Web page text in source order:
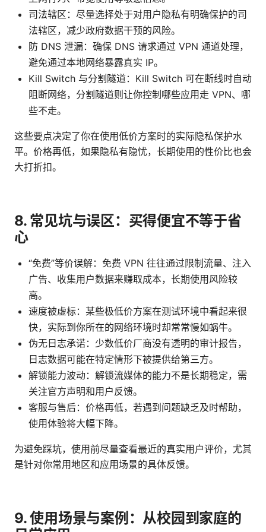
司法辖区：尽量选择处于对用户隐私有明确保护的司
法辖区，减少政府数据干预的风险。
防 DNS 泄漏：确保 DNS 请求通过 VPN 通道处理，
避免通过本地网络暴露真实 IP。
Kill Switch 与分割隧道：Kill Switch 可在断线时自动
阻断网络，分割隧道则让你控制哪些应用走 VPN、哪
些不走。
这些要点决定了你在使用低价方案时的实际隐私保护水
平。价格再低，如果隐私有隐忧，长期使用的性价比也会
大打折扣。
8. 常见坑与误区：买得便宜不等于省
心
“免费”等价误解：免费 VPN 往往通过限制流量、注入
广告、收集用户数据来赚取成本，长期使用风险较
高。
速度被虚标：某些极低价方案在测试环境中看起来很
快，实际到你所在的网络环境时却常常慢如蜗牛。
伪无日志承诺：少数低价厂商没有透明的审计报告，
日志数据可能在特定情形下被提供给第三方。
解锁能力波动：解锁流媒体的能力不是长期稳定，需
关注官方声明和用户反馈。
客服与售后：价格再低，若遇到问题缺乏及时帮助，
使用体验将大幅下降。
为避免踩坑，使用前尽量查看最近的真实用户评价，尤其
是针对你常用地区和应用场景的具体反馈。
9. 使用场景与案例：从校园到家庭的